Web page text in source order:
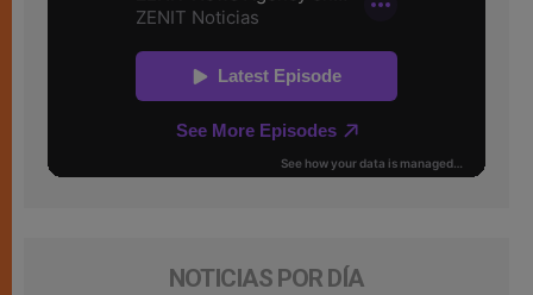
NOTICIAS POR DÍA